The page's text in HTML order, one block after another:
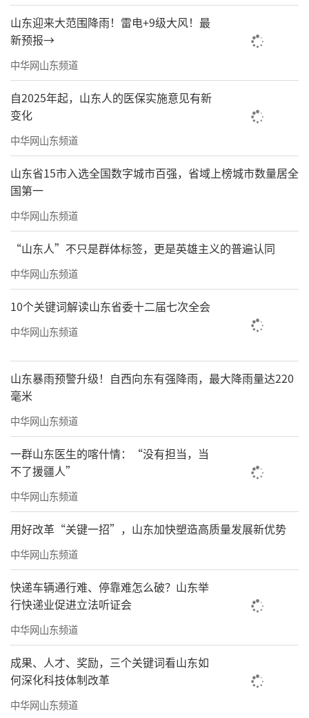
山东迎来大范围降雨！雷电+9级大风！最
新预报→
中华网山东频道
自2025年起，山东人的医保实施意见有新
变化
中华网山东频道
山东省15市入选全国数字城市百强，省域上榜城市数量居全
国第一
中华网山东频道
“山东人”不只是群体标签，更是英雄主义的普遍认同
中华网山东频道
10个关键词解读山东省委十二届七次全会
中华网山东频道
山东暴雨预警升级！自西向东有强降雨，最大降雨量达220
毫米
中华网山东频道
一群山东医生的喀什情：“没有担当，当
不了援疆人”
中华网山东频道
用好改革“关键一招”，山东加快塑造高质量发展新优势
中华网山东频道
快递车辆通行难、停靠难怎么破？山东举
行快递业促进立法听证会
中华网山东频道
成果、人才、奖励，三个关键词看山东如
何深化科技体制改革
中华网山东频道